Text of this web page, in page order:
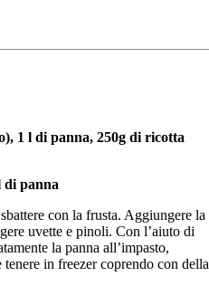
1 l di panna, 250g di ricotta
panna
con la frusta. Aggiungere la
uvette e pinoli. Con l’aiuto di
la panna all’impasto,
in freezer coprendo con della